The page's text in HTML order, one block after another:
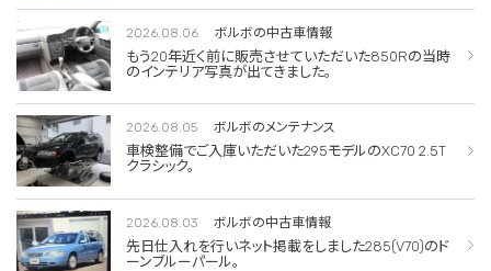
2026.08.06 ボルボの中古車情報
もう20年近く前に販売させていただいた850Rの当時
のインテリア写真が出てきました。
2026.08.05 ボルボのメンテナンス
車検整備でご入庫いただいた295モデルのXC70 2.5T
クラシック。
2026.08.03 ボルボの中古車情報
先日仕入れを行いネット掲載をしました285(V70)のド
ーンブルーパール。